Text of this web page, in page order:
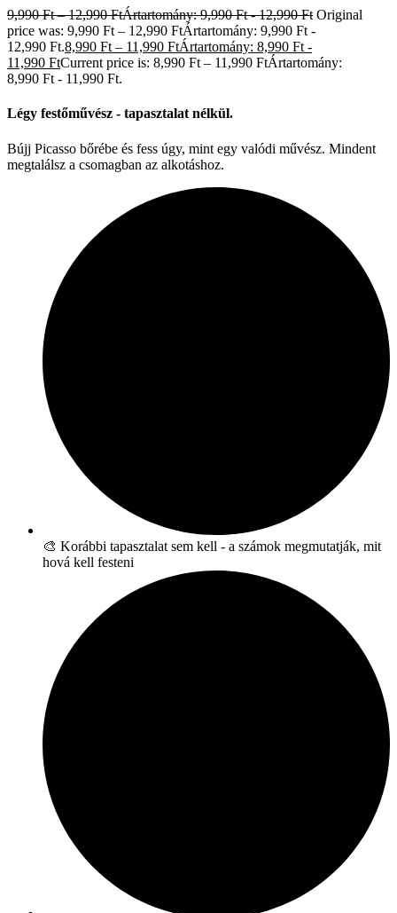
9,990Ft – 12,990FtÁrtartomány: 9,990 Ft - 12,990 Ft Original
price was: 9,990 Ft – 12,990 FtÁrtartomány: 9,990 Ft -
12,990 Ft.8,990 Ft – 11,990 FtÁrtartomány: 8,990 Ft -
11,990 FtCurrent price is: 8,990 Ft – 11,990 FtÁrtartomány:
8,990 Ft - 11,990 Ft.
Légy festőművész - tapasztalat nélkül.
Bújj Picasso bőrébe és fess úgy, mint egy valódi művész. Mindent
megtalálsz a csomagban az alkotáshoz.
🎨 Korábbi tapasztalat sem kell - a számok megmutatják, mit
hová kell festeni